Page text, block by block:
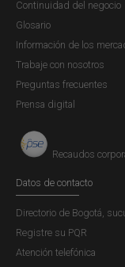
Continuidad del negocio
Glosario
Información de los
Trabaje con nosotros
Preguntas frecuentes
Prensa digital
Recaudos
Datos de contacto
Directorio de Bogotá,
Registre su PQR
Atención telefónica